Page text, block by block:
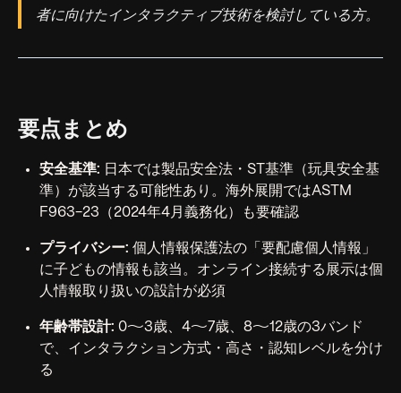
者に向けたインタラクティブ技術を検討している方。
要点まとめ
安全基準: 日本では製品安全法・ST基準（玩具安全基
準）が該当する可能性あり。海外展開ではASTM
F963-23（2024年4月義務化）も要確認
プライバシー: 個人情報保護法の「要配慮個人情報」
に子どもの情報も該当。オンライン接続する展示は個
人情報取り扱いの設計が必須
年齢帯設計: 0〜3歳、4〜7歳、8〜12歳の3バンド
で、インタラクション方式・高さ・認知レベルを分け
る